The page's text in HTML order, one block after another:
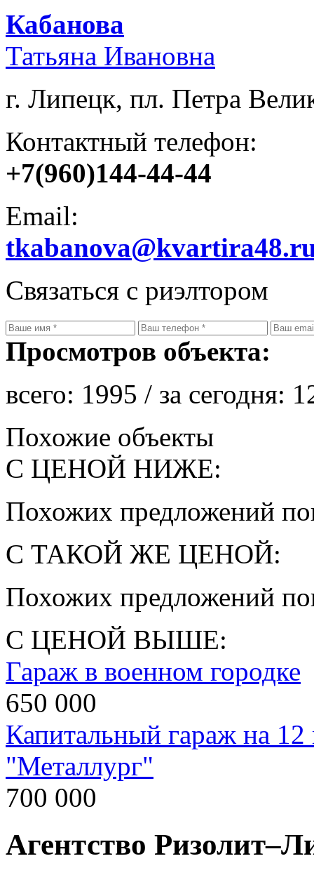
Кабанова
Татьяна Ивановна
г. Липецк, пл. Петра
Контактный телефон:
+7(960)144-44-44
Email:
Связаться с риэлтором
Просмотров объекта:
всего: 1995 / за сегодня:
Похожие объекты
С ЦЕНОЙ НИЖЕ:
Похожих предложений
С ТАКОЙ ЖЕ ЦЕНОЙ:
Похожих предложений
С ЦЕНОЙ ВЫШЕ:
Гараж в военном городке
650 000
Капитальный гараж на
"Металлург"
700 000
Агентство